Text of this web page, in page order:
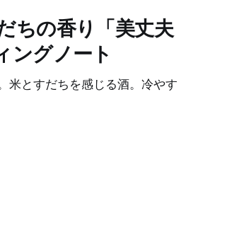
ちの香り「美丈夫
ングノート
米とすだちを感じる酒。冷やす